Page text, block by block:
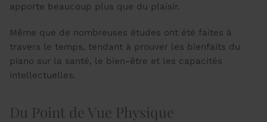
apporte beaucoup plus que du plaisir.
Même que de nombreuses études ont été faites à
travers le temps, tendant à prouver les bienfaits du
piano sur la santé, le bien-être et les capacités
intellectuelles.
Du Point de Vue Physique